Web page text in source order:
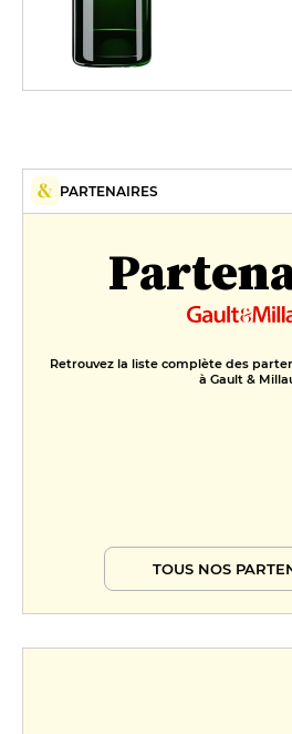
PARTENAIRES
Retrouvez la liste complète des
à Gault &
TOUS NOS